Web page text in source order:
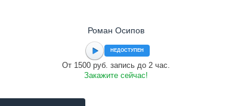
Роман Осипов
НЕДОСТУПЕН
От 1500 руб. запись до 2 час.
Закажите сейчас!